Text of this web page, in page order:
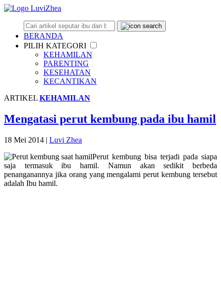
BERANDA
PILIH KATEGORI
KEHAMILAN
PARENTING
KESEHATAN
KECANTIKAN
ARTIKEL KEHAMILAN
Mengatasi perut kembung pada ibu hamil
18 Mei 2014 | Luvi Zhea
Perut kembung bisa terjadi pada siapa
saja termasuk ibu hamil. Namun akan sedikit berbeda
penanganannya jika orang yang mengalami perut kembung tersebut
adalah Ibu hamil.